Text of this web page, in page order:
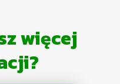
więcej